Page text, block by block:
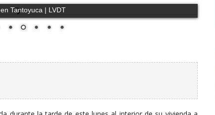
Tantoyuca | LVDT
durante la tarde de este lunes al interior de su vivienda a